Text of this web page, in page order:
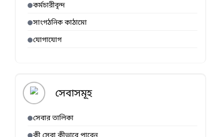
কর্মচারীবৃন্দ
সাংগঠনিক কাঠামো
যোগাযোগ
সেবাসমূহ
সেবার তালিকা